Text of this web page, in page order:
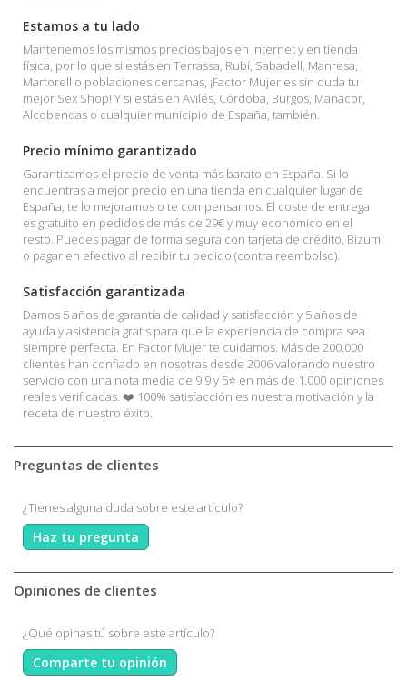
Estamos a tu lado
Mantenemos los mismos precios bajos en Internet y en tienda
física, por lo que si estás en Terrassa, Rubí, Sabadell, Manresa,
Martorell o poblaciones cercanas, ¡Factor Mujer es sin duda tu
mejor Sex Shop! Y si estás en Avilés, Córdoba, Burgos, Manacor,
Alcobendas o cualquier municipio de España, también.
Precio mínimo garantizado
Garantizamos el precio de venta más barato en España. Si lo
encuentras a mejor precio en una tienda en cualquier lugar de
España, te lo mejoramos o te compensamos. El coste de entrega
es gratuito en pedidos de más de 29€ y muy económico en el
resto. Puedes pagar de forma segura con tarjeta de crédito, Bizum
o pagar en efectivo al recibir tu pedido (contra reembolso).
Satisfacción garantizada
Damos 5 años de garantía de calidad y satisfacción y 5 años de
ayuda y asistencia gratis para que la experiencia de compra sea
siempre perfecta. En Factor Mujer te cuidamos. Más de 200.000
clientes han confiado en nosotras desde 2006 valorando nuestro
servicio con una nota media de 9.9 y 5⭐ en más de 1.000 opiniones
reales verificadas. ❤️ 100% satisfacción es nuestra motivación y la
receta de nuestro éxito.
Preguntas de clientes
¿Tienes alguna duda sobre este artículo?
Haz tu pregunta
Opiniones de clientes
¿Qué opinas tú sobre este artículo?
Comparte tu opinión